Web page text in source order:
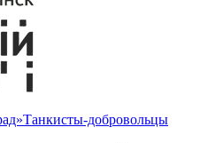
Танкисты-добровольцы